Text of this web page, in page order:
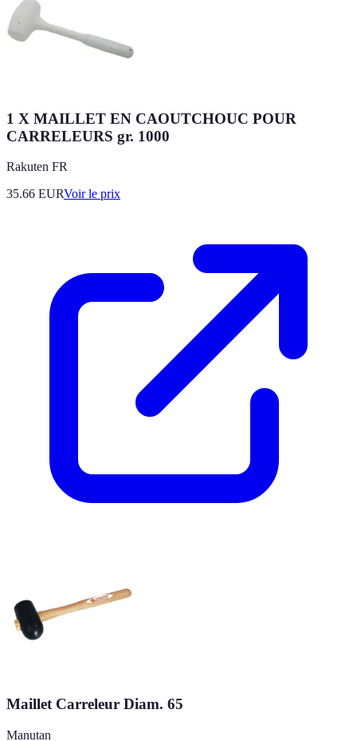
1 X MAILLET EN CAOUTCHOUC POUR
CARRELEURS gr. 1000
Rakuten FR
35.66 EURVoir le prix
Maillet Carreleur Diam. 65
Manutan